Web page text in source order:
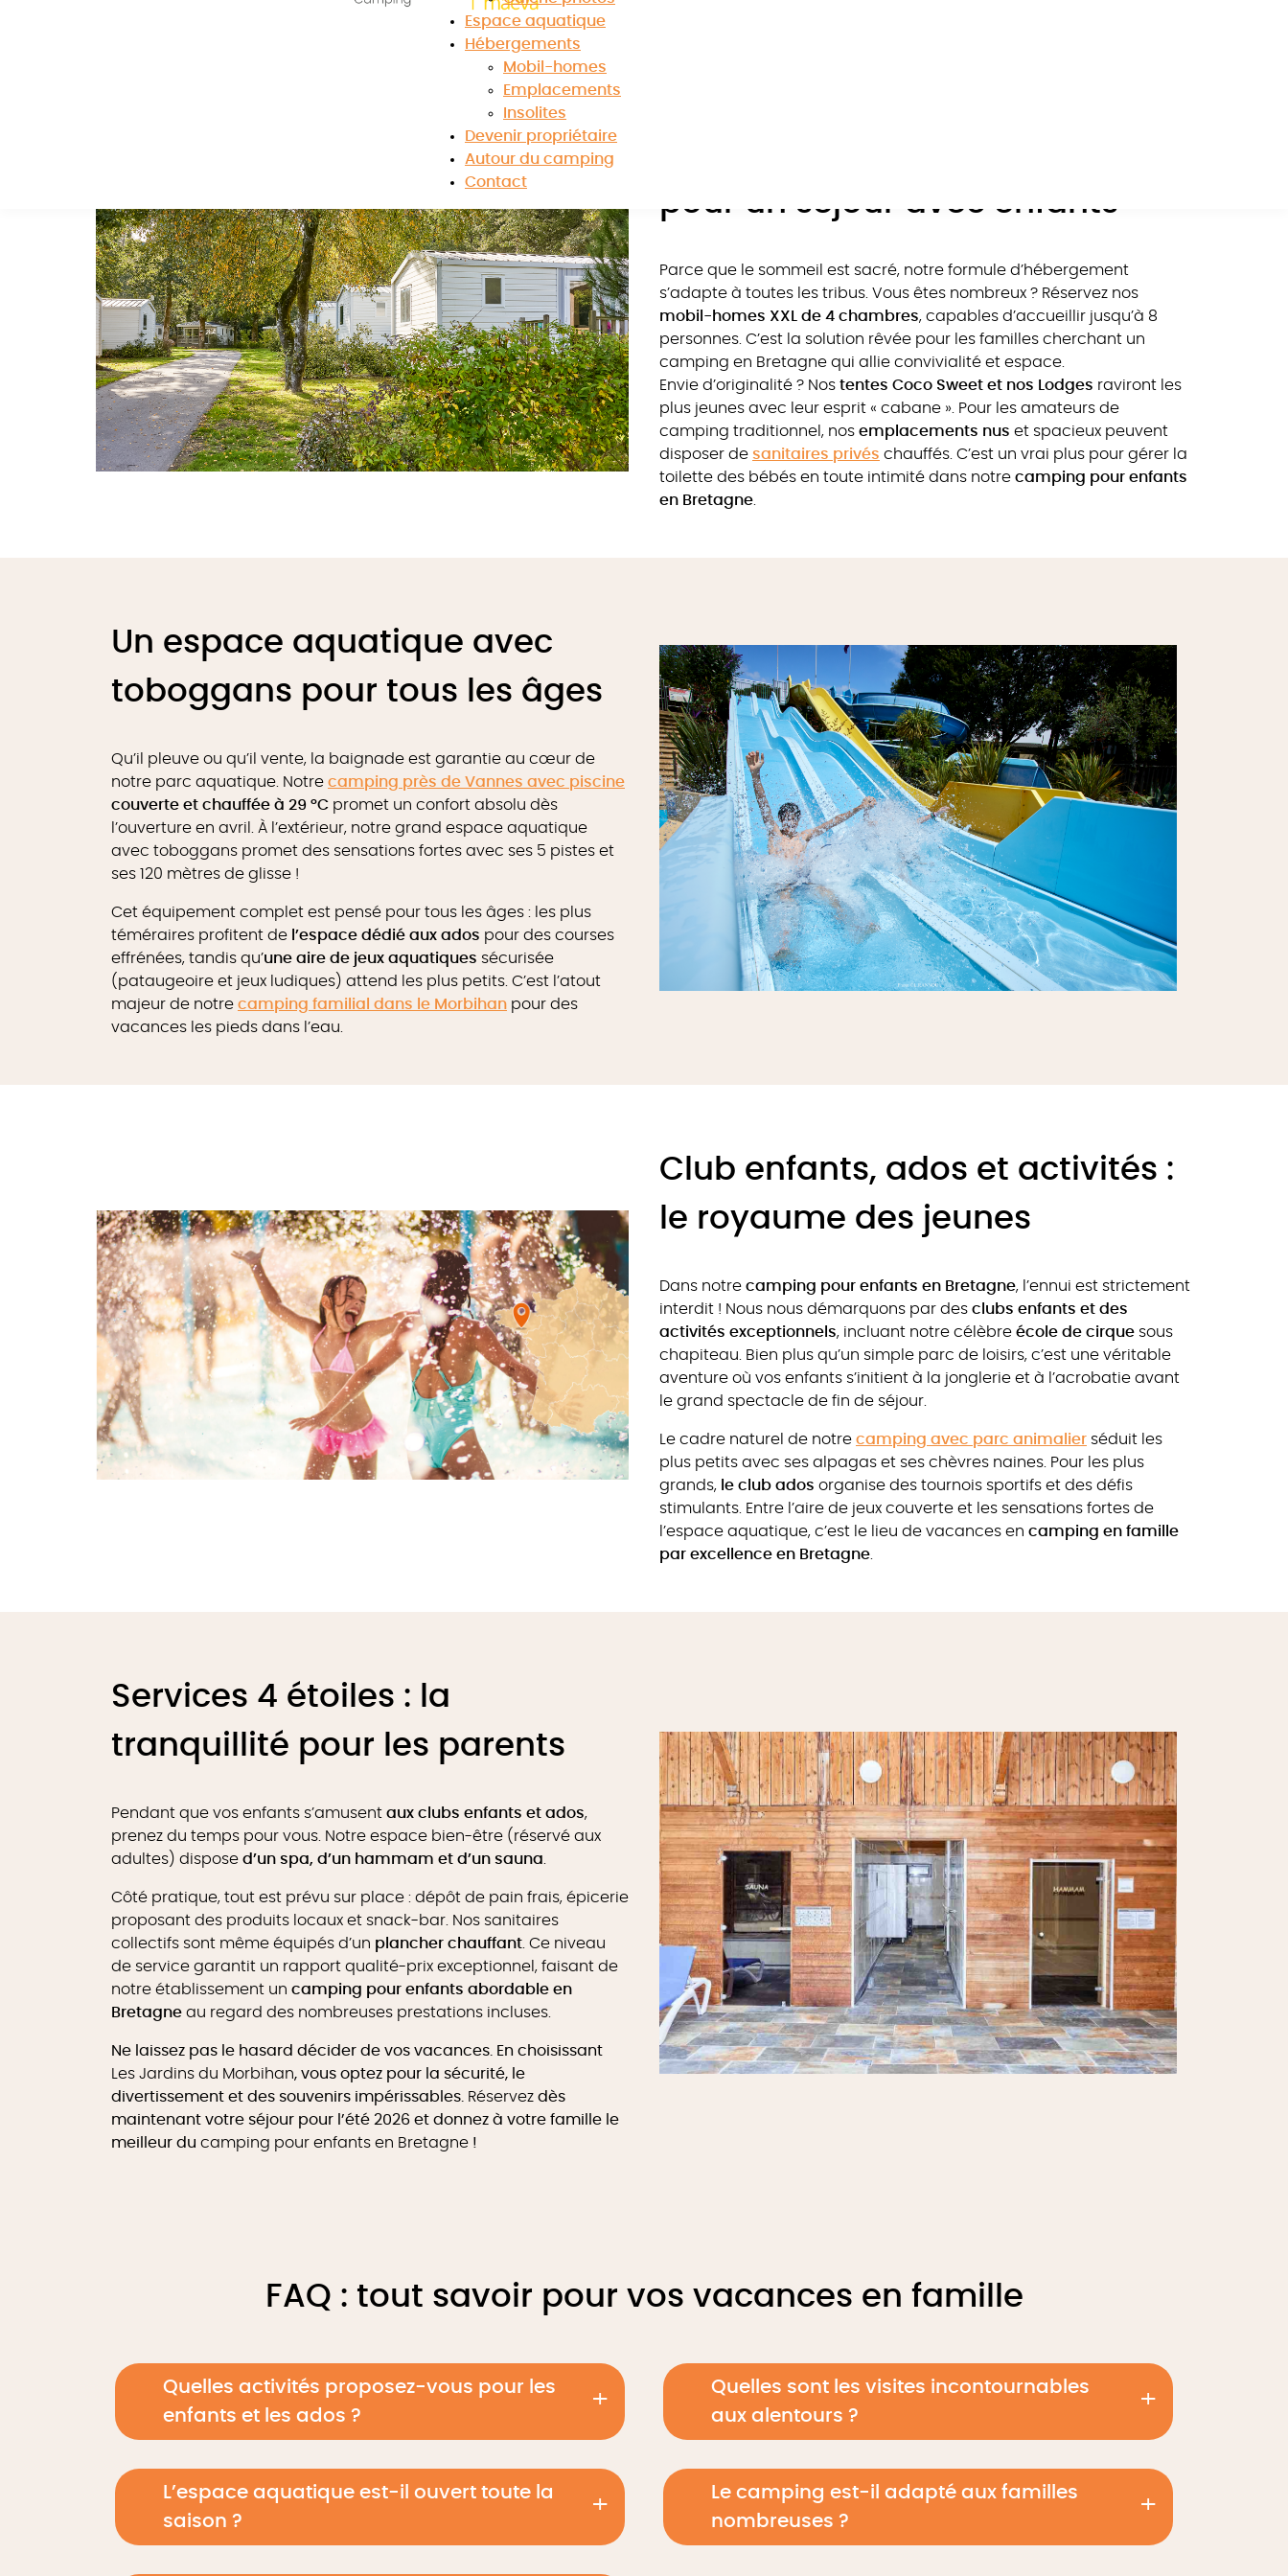
Espace aquatique
Hébergements
Mobil-homes
Emplacements
Insolites
Devenir propriétaire
Autour du camping
Contact
En quête du camping familial idéal en Bretagne ? Situé aux portes de Vannes, Les Jardins du Morbihan
animations et hébergements variés : réservez dès maintenant votre séjour 4 étoiles dans notre
pour un séjour avec enfants
Parce que le sommeil est sacré, notre formule d’hébergement
s’adapte à toutes les tribus. Vous êtes nombreux ? Réservez nos
mobil-homes XXL de 4 chambres, capables d’accueillir jusqu’à 8
personnes. C’est la solution rêvée pour les familles cherchant un
camping en Bretagne qui allie convivialité et espace.
Envie d’originalité ? Nos tentes Coco Sweet et nos Lodges raviront les
plus jeunes avec leur esprit « cabane ». Pour les amateurs de
camping traditionnel, nos emplacements nus et spacieux peuvent
disposer de sanitaires privés chauffés. C’est un vrai plus pour gérer la
toilette des bébés en toute intimité dans notre camping pour enfants
en Bretagne
Un espace aquatique avec
toboggans pour tous les âges
Qu’il pleuve ou qu’il vente, la baignade est garantie au cœur de
notre parc aquatique. Notre camping près de Vannes avec piscine
couverte et chauffée à 29 °C promet un confort absolu dès
l’ouverture en avril. À l’extérieur, notre grand espace aquatique
avec toboggans promet des sensations fortes avec ses 5 pistes et
ses 120 mètres de glisse !
Cet équipement complet est pensé pour tous les âges : les plus
téméraires profitent de l’espace dédié aux ados pour des courses
effrénées, tandis qu’une aire de jeux aquatiques sécurisée
(pataugeoire et jeux ludiques) attend les plus petits. C’est l’atout
majeur de notre camping familial dans le Morbihan pour des
vacances les pieds dans l’eau.
Club enfants, ados et activités :
le royaume des jeunes
Dans notre camping pour enfants en Bretagne, l’ennui est strictement
interdit ! Nous nous démarquons par des clubs enfants et des
activités exceptionnels, incluant notre célèbre école de cirque sous
chapiteau. Bien plus qu’un simple parc de loisirs, c’est une véritable
aventure où vos enfants s’initient à la jonglerie et à l’acrobatie avant
le grand spectacle de fin de séjour.
Le cadre naturel de notre camping avec parc animalier séduit les
plus petits avec ses alpagas et ses chèvres naines. Pour les plus
grands, le club ados organise des tournois sportifs et des défis
stimulants. Entre l’aire de jeux couverte et les sensations fortes de
l’espace aquatique, c’est le lieu de vacances en camping en famille
par excellence en Bretagne
Services 4 étoiles : la
tranquillité pour les parents
Pendant que vos enfants s’amusent aux clubs enfants et ados,
prenez du temps pour vous. Notre espace bien-être (réservé aux
adultes) dispose d’un spa, d’un hammam et d’un sauna
Côté pratique, tout est prévu sur place : dépôt de pain frais, épicerie
proposant des produits locaux et snack-bar. Nos sanitaires
collectifs sont même équipés d’un plancher chauffant . Ce niveau
de service garantit un rapport qualité-prix exceptionnel, faisant de
notre établissement un camping pour enfants abordable en
Bretagne au regard des nombreuses prestations incluses.
Ne laissez pas le hasard décider de vos vacances. En choisissant
Les Jardins du Morbihan, vous optez pour la sécurité, le
divertissement et des souvenirs impérissables. Réservez dès
maintenant votre séjour pour l’été 2026 et donnez à votre famille le
meilleur du camping pour enfants en Bretagne !
FAQ : tout savoir pour vos vacances en famille
Quelles activités proposez-vous pour les
enfants et les ados ?
Quelles sont les visites incontournables
aux alentours ?
L’espace aquatique est-il ouvert toute la
saison ?
Le camping est-il adapté aux familles
nombreuses ?